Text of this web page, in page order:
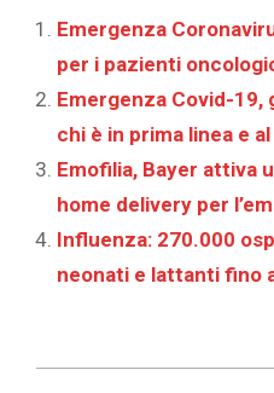
Emergenza
per i pazienti
Emergenza Covid-
chi è in prima linea e
Emofilia, Bayer attiva
home delivery per
Influenza: 270.000
neonati e lattanti fino